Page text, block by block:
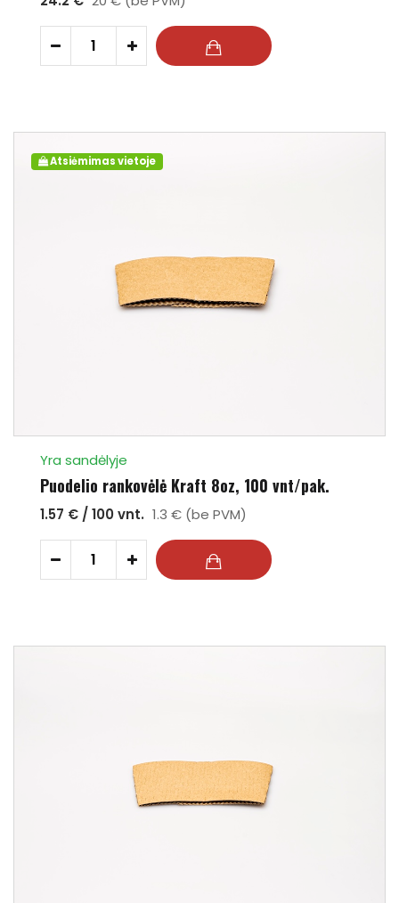
- +
Atsiėmimas vietoje
Yra sandėlyje
Puodelio rankovėlė Kraft 8oz, 100 vnt/pak.
1.57 € / 100 vnt. 1.3 € (be PVM)
- +